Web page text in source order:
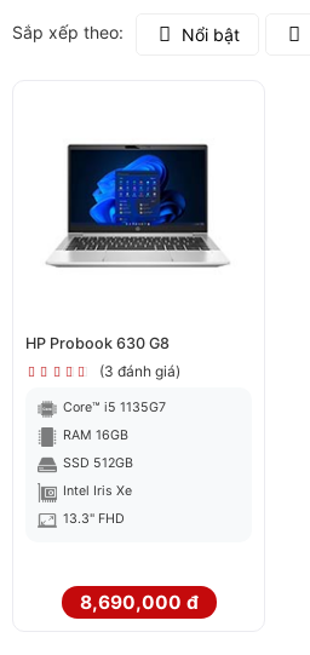
Sắp xếp theo: Nổi bật
HP Probook 630 G8
(3 đánh giá)
Core™ i5 1135G7
RAM 16GB
SSD 512GB
Intel Iris Xe
13.3" FHD
8,690,000 đ